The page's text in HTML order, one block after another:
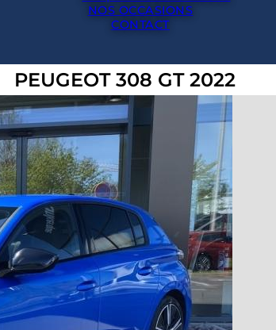
NOS OCCASIONS
CONTACT
PEUGEOT 308 GT 2022